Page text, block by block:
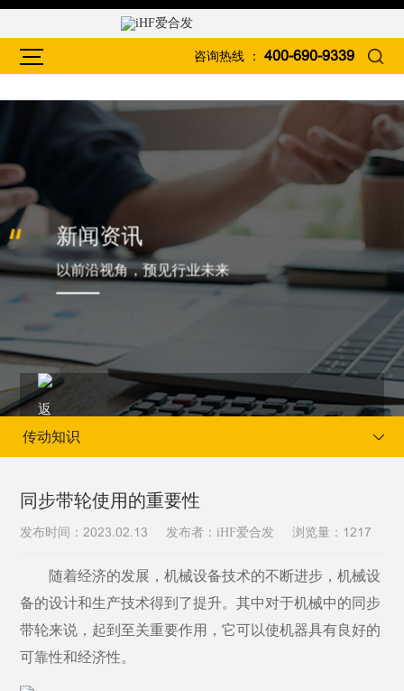
咨询热线 ： 400-690-9339
新闻资讯
以前沿视角，预见行业未来
当前位置：首页 新闻资讯 传动知识
传动知识
同步带轮使用的重要性
发布时间：2023.02.13 发布者：iHF爱合发 浏览量： 1217
随着经济的发展，机械设备技术的不断进步，机械设
备的设计和生产技术得到了提升。其中对于机械中的同步
带轮来说，起到至关重要作用，它可以使机器具有良好的
可靠性和经济性。